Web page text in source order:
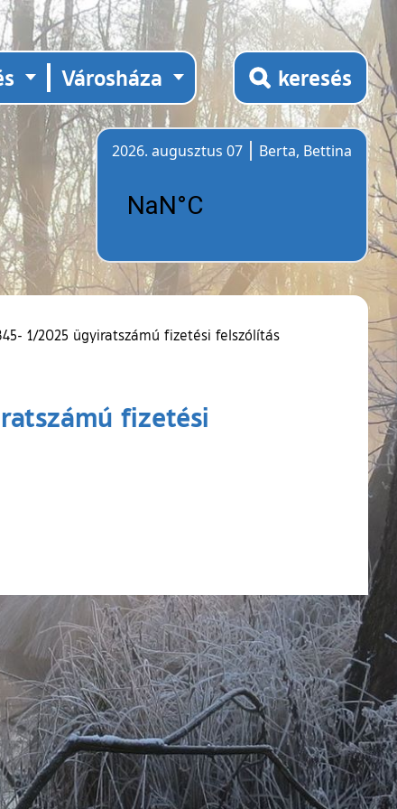
Városháza keresés
2026. augusztus 07
Berta, Bettina
1/2025 ügyiratszámú fizetési felszólítás
fizetési